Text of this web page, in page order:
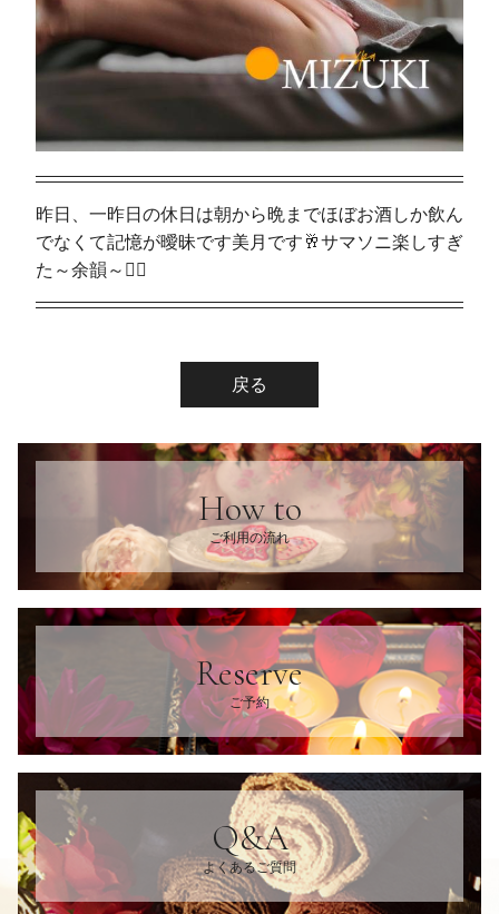
昨日、一昨日の休日は朝から晩までほぼお酒しか飲ん
でなくて記憶が曖昧です美月です🥂サマソニ楽しすぎ
た～余韻～❤️‍🔥
戻る
How to
ご利用の流れ
Reserve
ご予約
Q&A
よくあるご質問